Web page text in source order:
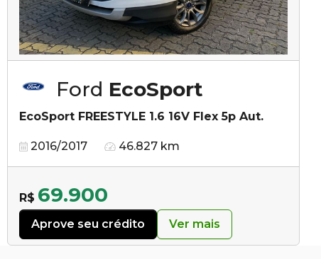
Ford EcoSport
EcoSport FREESTYLE 1.6 16V Flex 5p Aut.
2016/2017 46.827 km
R$ 69.900
Aprove seu crédito Ver mais